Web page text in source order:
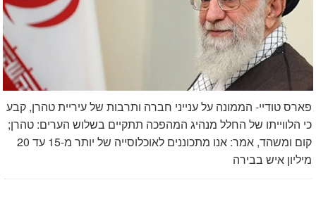
פארס טודיי- הממונה על ענייני חברה ותרבות של עיריית טהרן, קבע
כי הלווייתו של החלל מנהיג המהפכה תתקיים בשלוש הערים: טהרן;
קום ומשהד, אמר: אנו מתכוננים לאוכלוסייה של יותר מ-15 עד 20
מיליון איש בבירה